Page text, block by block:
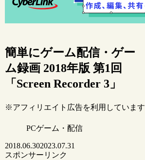
簡単にゲーム配信・ゲー
ム録画 2018年版 第1回
「Screen Recorder 3」
※アフィリエイト広告を利用しています
PCゲーム・配信
2018.06.302023.07.31
スポンサーリンク